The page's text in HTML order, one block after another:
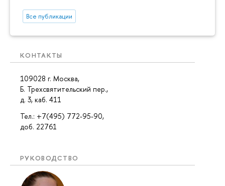
Все публикации
КОНТАКТЫ
109028 г. Москва,
Б. Трехсвятительский пер.,
д. 3, каб. 411
Тел.: +7(495) 772-95-90,
доб. 22761
РУКОВОДСТВО